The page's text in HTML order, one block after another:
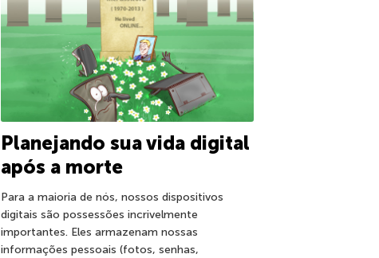
Planejando sua vida digital
após a morte
Para a maioria de nós, nossos dispositivos
digitais são possessões incrivelmente
importantes. Eles armazenam nossas
informações pessoais (fotos, senhas,